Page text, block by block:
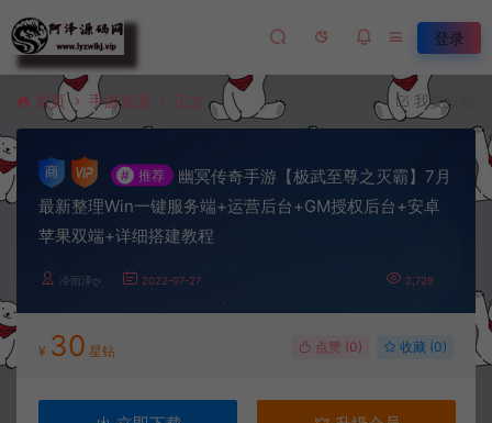
登录
首页 手游资源 正文 我要投稿
# 推荐
幽冥传奇手游【极武至尊之灭霸】7月
最新整理Win一键服务端+运营后台+GM授权后台+安卓
苹果双端+详细搭建教程
冷雨泽ღ 2022-07-27 2,729
¥ 30 星钻 点赞 (0) 收藏 (0)